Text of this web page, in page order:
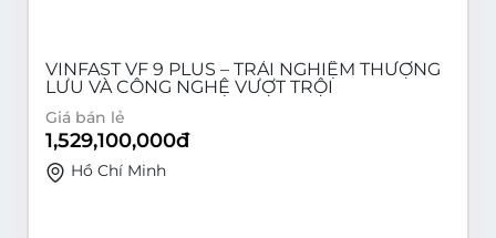
VINFAST VF 9 PLUS – TRẢI NGHIỆM THƯỢNG
LƯU VÀ CÔNG NGHỆ VƯỢT TRỘI
Giá bán lẻ
1,529,100,000đ
Hồ Chí Minh